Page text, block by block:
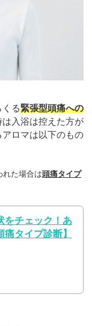
る緊張型頭痛への
入浴は控えた方が
ロマは以下のもの
た場合は頭痛タイプ
をチェック！あ
痛タイプ診断】